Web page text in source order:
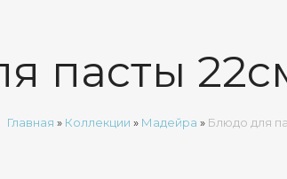
пасты
Главная » Коллекции » Мадейра » Блюдо для